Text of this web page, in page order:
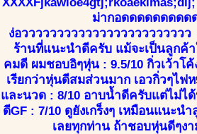
ม่ากอดดดดดดดดด
ง่อวววววววววววววววววววววว
ร้านที่แนะนำดีครับ แม้จะเป็นลูกค้
คมดี ผมชอบอิๆหุ่น : 9.5/10 กิ่วเว้าโ
เรียกว่าหุ่นดีสมส่วนมาก เอวกิ่วๆไฟ
และนวด : 8/10 อาบน้ำดีครับแต่ไม่ไ
ดีGF : 7/10 ดูยังเกร็งๆ เหมือนแนะ
เลยทุกท่าน ถ้าชอบหุ่นดีๆง